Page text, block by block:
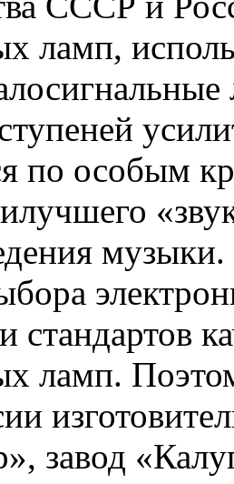
ламп,
по особым
стандартов
ламп.
завод